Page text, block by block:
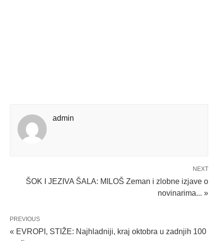
admin
NEXT
ŠOK I JEZIVA ŠALA: MILOŠ Zeman i zlobne izjave o
novinarima... »
PREVIOUS
« EVROPI, STIŽE: Najhladniji, kraj oktobra u zadnjih 100